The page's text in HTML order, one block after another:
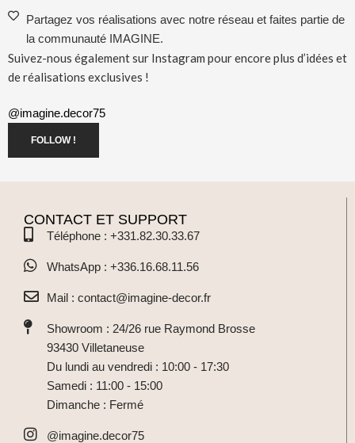
Partagez vos réalisations avec notre réseau et faites partie de
la communauté IMAGINE.
Suivez-nous également sur Instagram pour encore plus d’idées et
de réalisations exclusives !
@imagine.decor75
FOLLOW !
CONTACT ET SUPPORT
Téléphone : +331.82.30.33.67
WhatsApp : +336.16.68.11.56
Mail : contact@imagine-decor.fr
Showroom : 24/26 rue Raymond Brosse
93430 Villetaneuse
Du lundi au vendredi : 10:00 - 17:30
Samedi : 11:00 - 15:00
Dimanche : Fermé
@imagine.decor75